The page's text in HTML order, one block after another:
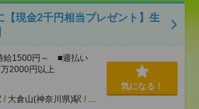
【現金2千円相当プレゼント】生
給1500円～ ■週払い
2000円以上
/ 大倉山(神奈川県)駅 / …
気になる！